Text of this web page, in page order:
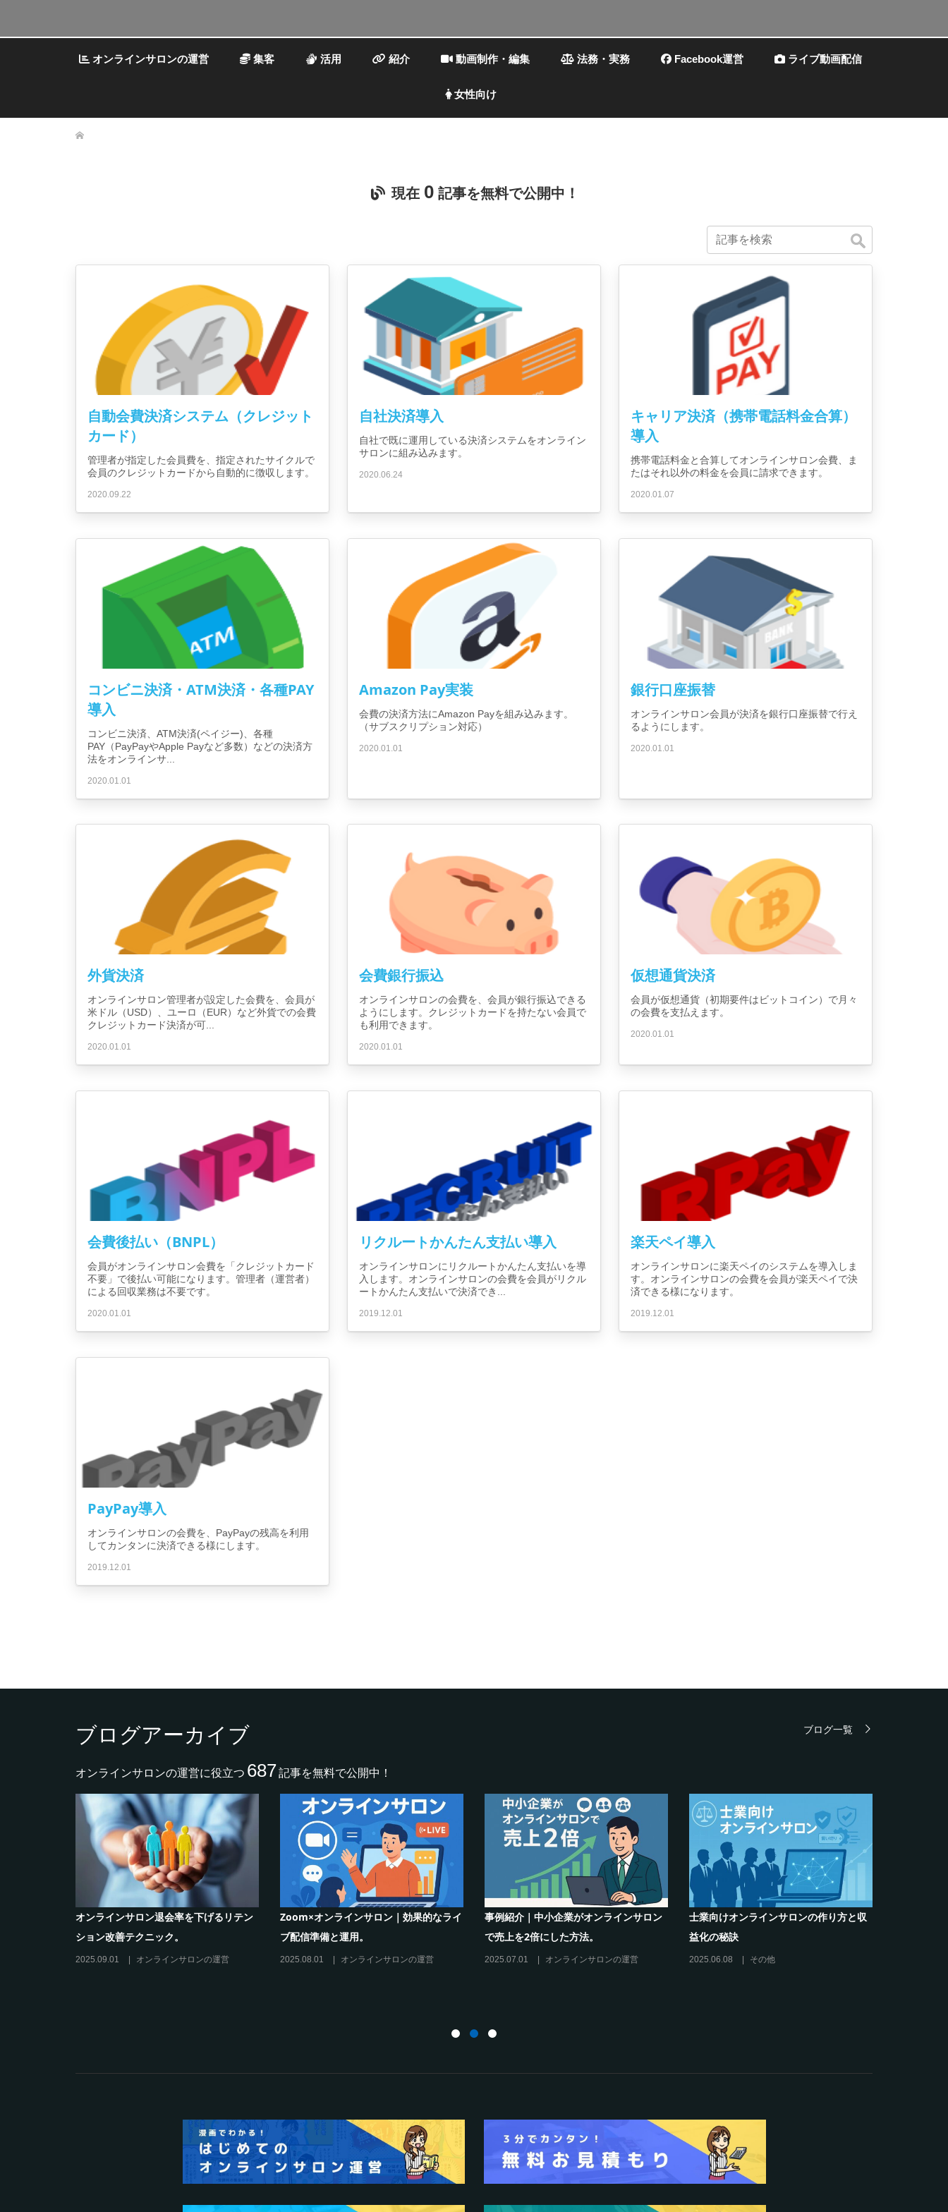
オンラインサロンの運営 集客 活用 紹介 動画制作・編集 法務・実務 Facebook運営 ライブ動画配信
女性向け
現在 0記事を無料で公開中！
自動会費決済システム（クレジット
カード）
管理者が指定した会員費を、指定されたサイクルで
会員のクレジットカードから自動的に徴収します。
2020.09.22
自社決済導入
自社で既に運用している決済システムをオンライン
サロンに組み込みます。
2020.06.24
キャリア決済（携帯電話料金合算）
導入
携帯電話料金と合算してオンラインサロン会費、ま
たはそれ以外の料金を会員に請求できます。
2020.01.07
コンビニ決済・ATM決済・各種PAY
導入
コンビニ決済、ATM決済(ペイジー)、各種
PAY（PayPayやApple Payなど多数）などの決済方
法をオンラインサ...
2020.01.01
Amazon Pay実装
会費の決済方法にAmazon Payを組み込みます。
（サブスクリプション対応）
2020.01.01
銀行口座振替
オンラインサロン会員が決済を銀行口座振替で行え
るようにします。
2020.01.01
外貨決済
オンラインサロン管理者が設定した会費を、会員が
米ドル（USD）、ユーロ（EUR）など外貨での会費
クレジットカード決済が可...
2020.01.01
会費銀行振込
オンラインサロンの会費を、会員が銀行振込できる
ようにします。クレジットカードを持たない会員で
も利用できます。
2020.01.01
仮想通貨決済
会員が仮想通貨（初期要件はビットコイン）で月々
の会費を支払えます。
2020.01.01
会費後払い（BNPL）
会員がオンラインサロン会費を「クレジットカード
不要」で後払い可能になります。管理者（運営者）
による回収業務は不要です。
2020.01.01
リクルートかんたん支払い導入
オンラインサロンにリクルートかんたん支払いを導
入します。オンラインサロンの会費を会員がリクル
ートかんたん支払いで決済でき...
2019.12.01
楽天ペイ導入
オンラインサロンに楽天ペイのシステムを導入しま
す。オンラインサロンの会費を会員が楽天ペイで決
済できる様になります。
2019.12.01
PayPay導入
オンラインサロンの会費を、PayPayの残高を利用
してカンタンに決済できる様にします。
2019.12.01
ブログアーカイブ
オンラインサロンの運営に役立つ 687記事を無料で公開中！
ブログ一覧
シリーズ連載【運営者のお悩み解決】コ
コがポイント！リスキリングサロン運営
必須3箇条
オンラインサロンでの”学び”がこれから
のリスキリングを先導すると言えるこれ
だけの”理由”
シリーズ連載【運営者のお悩み解決】～
現存のオンラインサロンをリスキリング
に活用するには？
クリエイター系オンラインサロンの話題
席巻-”マッシュル”について調べてみた!
2024.06.25 オンラインサロンを活用する